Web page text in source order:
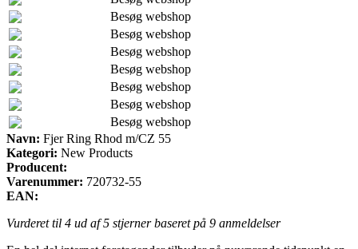
Besøg webshop
Besøg webshop
Besøg webshop
Besøg webshop
Besøg webshop
Besøg webshop
Besøg webshop
Navn: Fjer Ring Rhod m/CZ 55
Kategori: New Products
Producent:
Varenummer: 720732-55
EAN:
Vurderet til 4 ud af 5 stjerner baseret på 9 anmeldelser